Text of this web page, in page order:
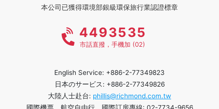
本公司已獲得環境部銀級環保旅行業認證標章
4493535
市話直撥，手機加 (02)
English Service: +886-2-77349823
日本のサービス: +886-2-77349826
大陸人士赴台: phillis@richmond.com.tw